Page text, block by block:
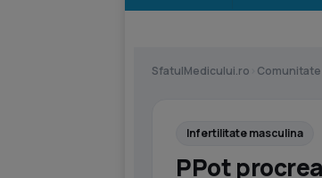
SfatulMedicului.ro Comunitate
Infertilitate masculina
PPot